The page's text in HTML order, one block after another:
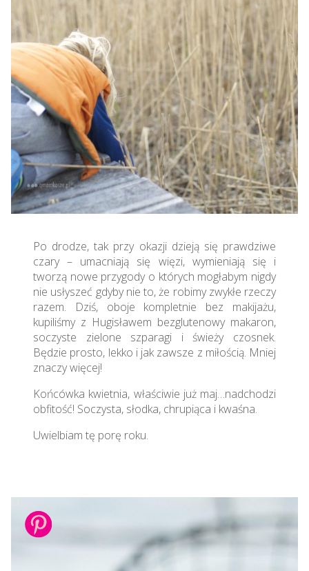
Po drodze, tak przy okazji dzieją się prawdziwe
czary – umacniają się więzi, wymieniają się i
tworzą nowe przygody o których mogłabym nigdy
nie usłyszeć gdyby nie to, że robimy zwykłe rzeczy
razem. Dziś, oboje kompletnie bez makijażu,
kupiliśmy z Hugisławem bezglutenowy makaron,
soczyste zielone szparagi i świeży czosnek.
Będzie prosto, lekko i jak zawsze z miłością. Mniej
znaczy więcej!
Końcówka kwietnia, właściwie już maj…nadchodzi
obfitość! Soczysta, słodka, chrupiąca i kwaśna.
Uwielbiam tę porę roku.